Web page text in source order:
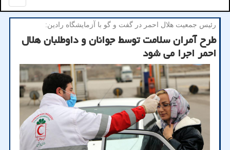
رئیس جمعیت هلال احمر در گفت و گو با آزمایشگاه رادین:
طرح آمران سلامت توسط جوانان و داوطلبان هلال
احمر اجرا می شود